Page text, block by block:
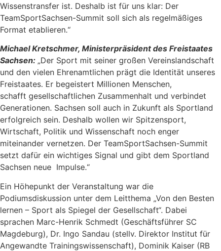
Wissenstransfer ist. Deshalb ist für uns klar: Der
TeamSportSachsen-Summit soll sich als regelmäßiges
Format etablieren.“
Michael Kretschmer, Ministerpräsident des Freistaates
Sachsen: „Der Sport mit seiner großen Vereinslandschaft
und den vielen Ehrenamtlichen prägt die Identität unseres
Freistaates. Er begeistert Millionen Menschen,
schafft gesellschaftlichen Zusammenhalt und verbindet
Generationen. Sachsen soll auch in Zukunft als Sportland
erfolgreich sein. Deshalb wollen wir Spitzensport,
Wirtschaft, Politik und Wissenschaft noch enger
miteinander vernetzen. Der TeamSportSachsen-Summit
setzt dafür ein wichtiges Signal und gibt dem Sportland
Sachsen neue Impulse.“
Ein Höhepunkt der Veranstaltung war die
Podiumsdiskussion unter dem Leitthema „Von den Besten
lernen – Sport als Spiegel der Gesellschaft“. Dabei
sprachen Marc-Henrik Schmedt (Geschäftsführer SC
Magdeburg), Dr. Ingo Sandau (stellv. Direktor Institut für
Angewandte Trainingswissenschaft), Dominik Kaiser (RB